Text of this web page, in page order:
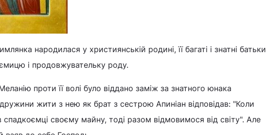
народилася у християнській родині, її багаті і знатні батьки
і продовжувательку роду.
проти її волі було віддано заміж за знатного юнака
жити з нею як брат з сестрою Апиніан відповідав: "Коли
своєму майну, тоді разом відмовимося від світу". Але